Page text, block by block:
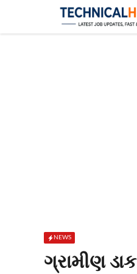
content
NEWS
ગ્રામીણ